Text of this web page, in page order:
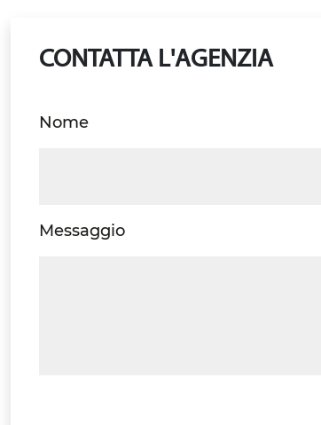
CONTATTA L'AGENZIA
Nome
Messaggio